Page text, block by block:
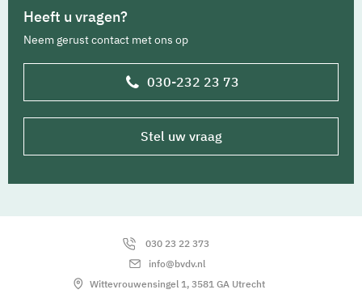
Heeft u vragen?
Neem gerust contact met ons op
030-232 23 73
Stel uw vraag
030 23 22 373
info@bvdv.nl
Wittevrouwensingel 1, 3581 GA Utrecht